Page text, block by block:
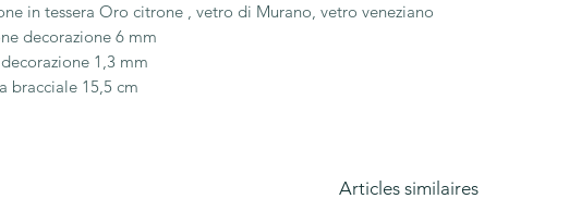
in tessera Oro citrone , vetro di Murano, vetro veneziano
decorazione 6 mm
decorazione 1,3 mm
bracciale 15,5 cm
Articles similaires